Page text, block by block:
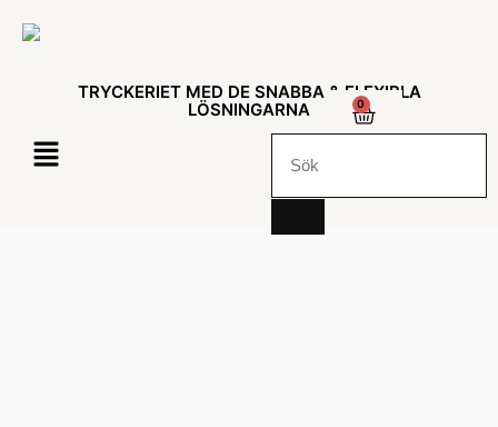
TRYCKERIET MED DE SNABBA & FLEXIBLA
LÖSNINGARNA
0